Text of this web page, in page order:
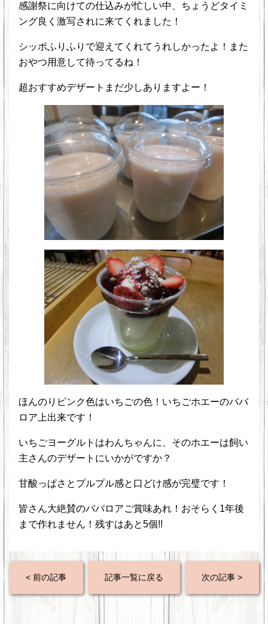
感謝祭に向けての仕込みが忙しい中、ちょうどタイミ
ング良く激写されに来てくれました！
シッポふりふりで迎えてくれてうれしかったよ！また
おやつ用意して待ってるね！
超おすすめデザートまだ少しありますよー！
ほんのりピンク色はいちごの色！いちごホエーのババ
ロア上出来です！
いちごヨーグルトはわんちゃんに、そのホエーは飼い
主さんのデザートにいかがですか？
甘酸っぱさとプルプル感と口どけ感が完璧です！
皆さん大絶賛のババロアご賞味あれ！おそらく1年後
まで作れません！残すはあと5個!!
< 前の記事 記事一覧に戻る 次の記事 >